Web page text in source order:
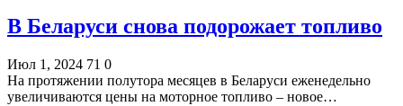
В Беларуси снова подорожает топливо
Июл 1, 2024 71 0
На протяжении полутора месяцев в Беларуси еженедельно
увеличиваются цены на моторное топливо – новое…